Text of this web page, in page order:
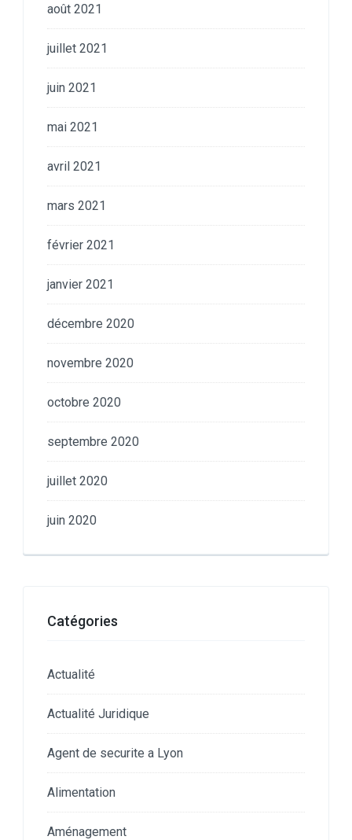
août 2021
juillet 2021
juin 2021
mai 2021
avril 2021
mars 2021
février 2021
janvier 2021
décembre 2020
novembre 2020
octobre 2020
septembre 2020
juillet 2020
juin 2020
Catégories
Actualité
Actualité Juridique
Agent de securite a Lyon
Alimentation
Aménagement